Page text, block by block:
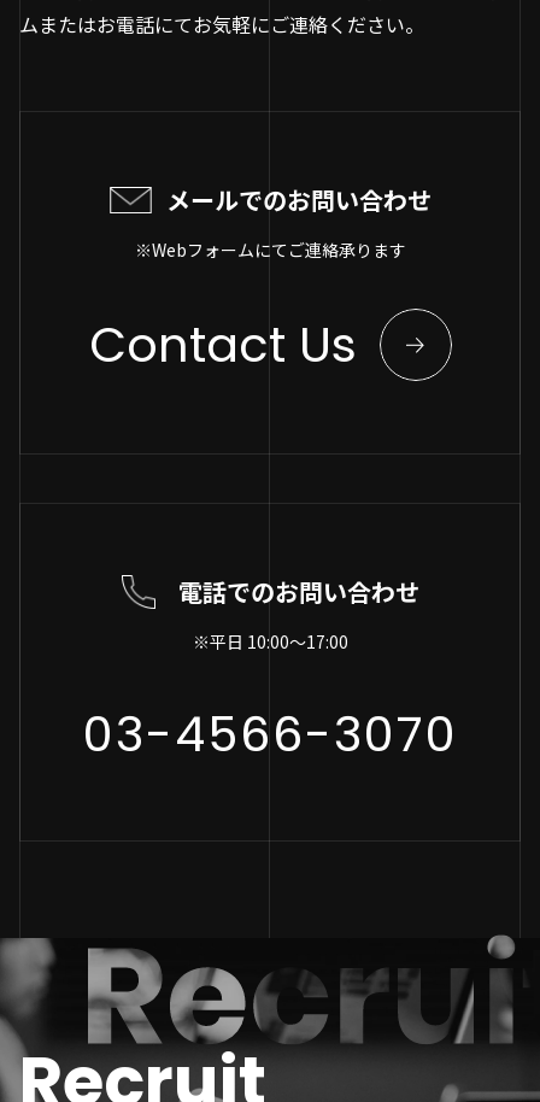
ムまたはお電話にてお気軽にご連絡ください。
メールでのお問い合わせ
※Webフォームにてご連絡承ります
Contact Us
電話でのお問い合わせ
※平日 10:00～17:00
03-4566-3070
Recruit